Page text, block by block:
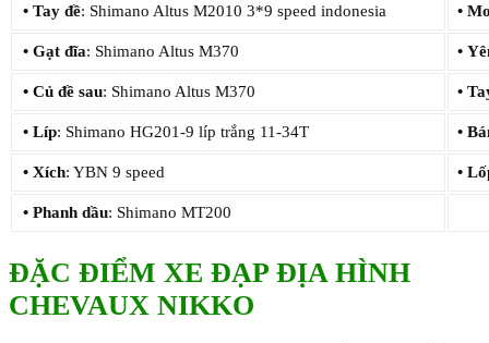
• Tay đề: Shimano Altus M2010 3*9 speed indonesia •
• Gạt đĩa: Shimano Altus M370 •
• Củ đề sau: Shimano Altus M370 •
• Líp: Shimano HG201-9 líp trắng 11-34T •
• Xích: YBN 9 speed •
• Phanh dầu: Shimano MT200
ĐẶC ĐIỂM XE ĐẠP ĐỊA HÌNH
CHEVAUX NIKKO